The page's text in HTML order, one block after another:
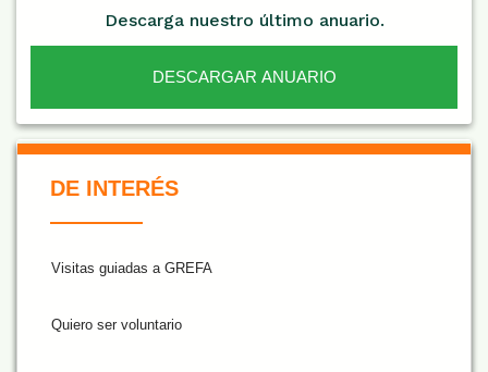
Descarga nuestro último anuario.
DESCARGAR ANUARIO
DE INTERÉS
Visitas guiadas a GREFA
Quiero ser voluntario